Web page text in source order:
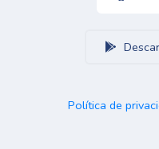
Política de